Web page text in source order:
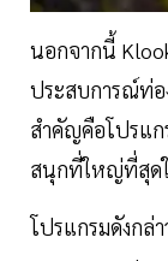
นอกจากนี้
ประสบการณ์ท่อ
สำคัญคือโปรแก
สนุกที่ใหญ่ที่สุด
โปรแกรมดังกล่